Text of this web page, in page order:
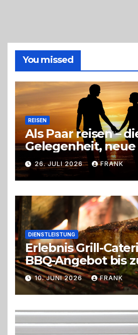
richtige
You missed
REISEN
Als Paar reisen –
Gelegenheit, neue
zu entdecken
26. JULI 2026 FRANK
DIENSTLEISTUNG
Erlebnis Grill-
BBQ-Angebot bis
perfekten
Trend zu Outdoor-
Live-Cooking
10. JUNI 2026 FRANK